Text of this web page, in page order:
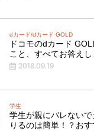
dカード/dカード GOLD
ドコモのdカード
こと、すべてお答えし
2018.09.19
学生
学生が親にバレない
りるのは簡単！？おす